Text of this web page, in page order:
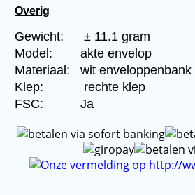
Overig
Gewicht:
± 11.1 gram
Model:
akte envelop
Materiaal: wit enveloppenbank
Klep:
rechte klep
FSC:
Ja